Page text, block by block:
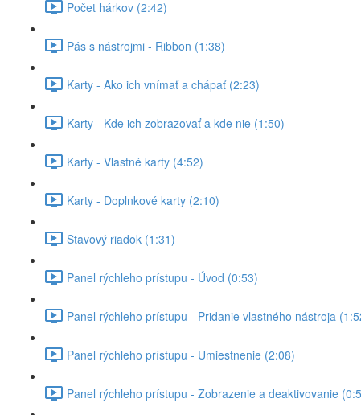
Počet hárkov (2:42)
Pás s nástrojmi - Ribbon (1:38)
Karty - Ako ich vnímať a chápať (2:23)
Karty - Kde ich zobrazovať a kde nie (1:50)
Karty - Vlastné karty (4:52)
Karty - Doplnkové karty (2:10)
Stavový riadok (1:31)
Panel rýchleho prístupu - Úvod (0:53)
Panel rýchleho prístupu - Pridanie vlastného nástroja
Panel rýchleho prístupu - Umiestnenie (2:08)
Panel rýchleho prístupu - Zobrazenie a deaktivovanie